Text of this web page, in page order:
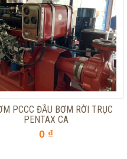
PCCC ĐẦU BƠM RỜI TRỤC
PENTAX CA
0 ₫